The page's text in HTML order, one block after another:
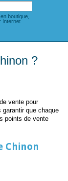
boutique,
Internet
?
vente pour
que chaque
points de vente
Chinon